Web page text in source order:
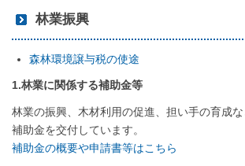
林業振興
森林環境譲与税の使途
1.林業に関係する補助金等
林業の振興、木材利用の促進、担い手の育成
補助金を交付しています。
補助金の概要や申請書等はこちら